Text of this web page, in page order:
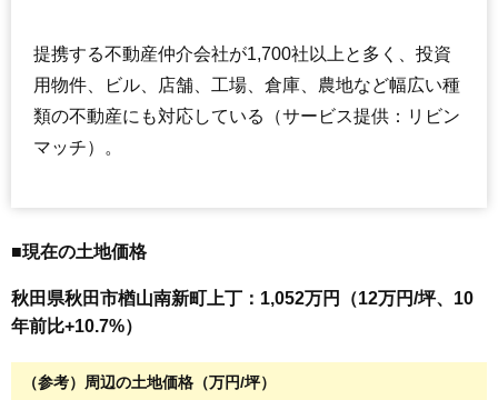
提携する不動産仲介会社が1,700社以上と多く、投資
用物件、ビル、店舗、工場、倉庫、農地など幅広い種
類の不動産にも対応している（サービス提供：リビン
マッチ）。
■現在の土地価格
秋田県秋田市楢山南新町上丁：1,052万円（12万円/坪、10
年前比+10.7%）
（参考）周辺の土地価格（万円/坪）